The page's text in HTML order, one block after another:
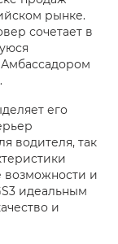
рынке.
сочетает в
Амбассадором
его
водителя, так
возможности и
идеальным
и